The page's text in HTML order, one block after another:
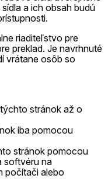
a ich obsah budú
riaditeľstvo pre
preklad. Je navrhnuté
vrátane osôb so
stránok až o
iba pomocou
stránok pomocou
softvéru na
počítači alebo